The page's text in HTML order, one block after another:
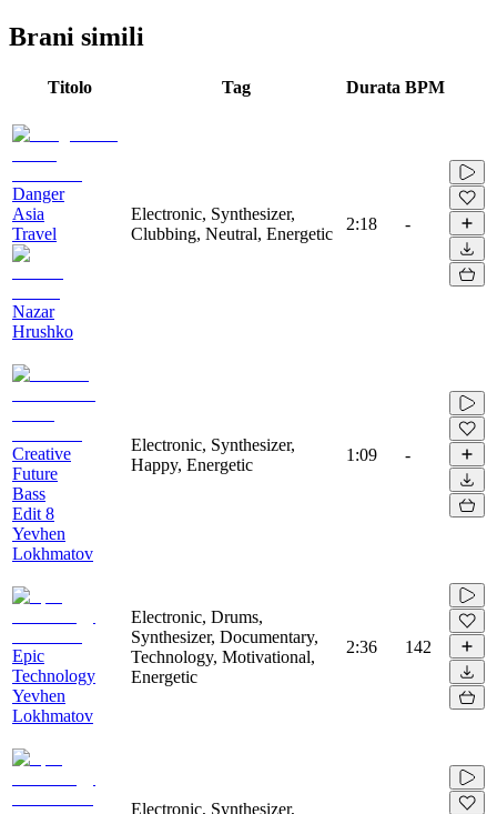
Brani simili
Titolo Tag Durata BPM
Danger
Asia
Travel
Nazar
Hrushko
Electronic, Synthesizer,
Clubbing, Neutral, Energetic
2:18 -
Creative
Future
Bass
Edit 8
Yevhen
Lokhmatov
Electronic, Synthesizer,
Happy, Energetic
1:09 -
Epic
Technology
Yevhen
Lokhmatov
Electronic, Drums,
Synthesizer, Documentary,
Technology, Motivational,
Energetic
2:36 142
Electronic, Synthesizer,